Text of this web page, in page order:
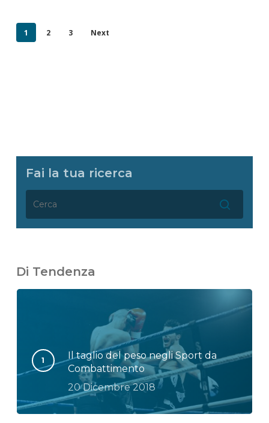
1 2 3 Next
Fai la tua ricerca
Di Tendenza
Il taglio del peso negli Sport da
Combattimento
20 Dicembre 2018